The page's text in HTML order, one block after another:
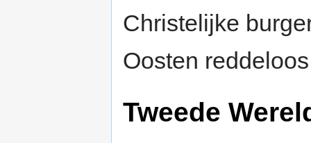
Christelijke
Oosten
Tweede